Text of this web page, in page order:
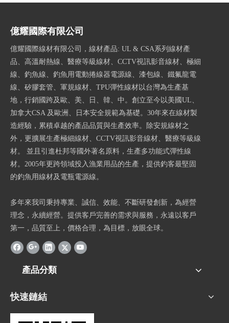
億耀國際有限公司
億耀國際線材有限公司，線材產品: UL & CSA系列線材產
品、高溫耐熱線、醫療等級線材、CCTV視訊影音線材、極細
線、釣魚線、釣魚用電動捲線器電源線、漆包線、鐵氟龍電
線、矽膠套管、軍規線材、TPU彈性線材以台灣為生產基
地，行銷國跨及歐、美、日、韓、中。創立至今以美國UL、
加拿大CSA 及歐洲、日本安全規範為基礎。30年來在線材製
造經驗，累積卓越的產品品質與生產效率。除安規線材之
外，更擴展生產極細線材、CCTV視訊影音線材、醫療等級線
材。 並且引進杜邦等國外著名原料，生產多功能式彈性線
材。2005年更跨領域投入漁業用品的生產，提供釣客最堅固
的釣魚用線材及電瓶電源線。
多年來我司秉持專業、誠信、效能、不斷研發創新，為經營
理念，永續經營。提供客戶完善的需求與服務，永遠以客戶
第一，品質至上，價格合理，為目標，放眼全球。
產品分類
快速鏈結